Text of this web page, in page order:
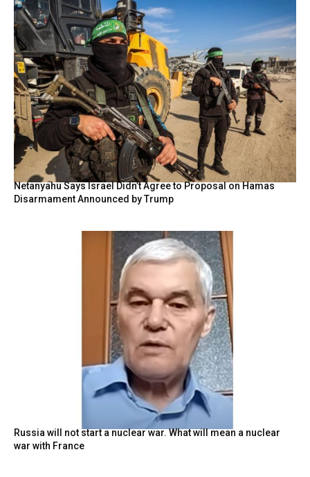
Netanyahu Says Israel Didn’t Agree to Proposal on Hamas
Disarmament Announced by Trump
Russia will not start a nuclear war. What will mean a nuclear
war with France